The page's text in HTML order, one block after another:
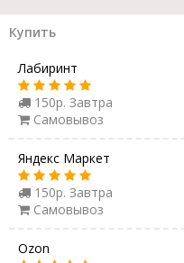
Купить
Лабиринт
150р. Завтра
Самовывоз
Яндекс Маркет
150р. Завтра
Самовывоз
Ozon